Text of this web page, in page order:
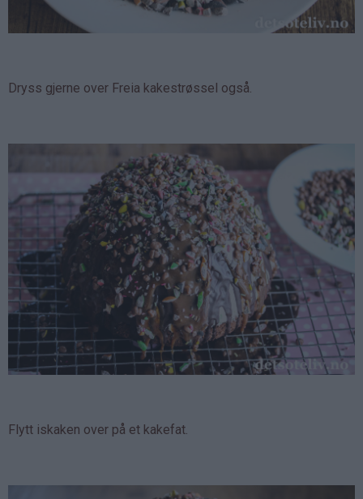
Dryss gjerne over Freia kakestrøssel også.
Flytt iskaken over på et kakefat.